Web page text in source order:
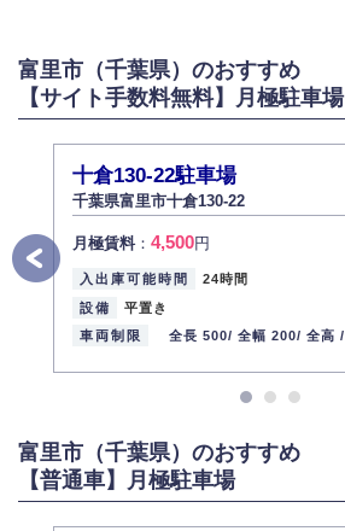
富里市（千葉県）のおすすめ
【サイト手数料無料】月極駐車場
十倉130-22駐車場
千葉県富里市十倉130-22
月極賃料： 4,500円
入出庫可能時間
24時間
設備
平置き
車両制限
全長 500/ 全幅 200/ 全高 /
富里市（千葉県）のおすすめ
【普通車】月極駐車場